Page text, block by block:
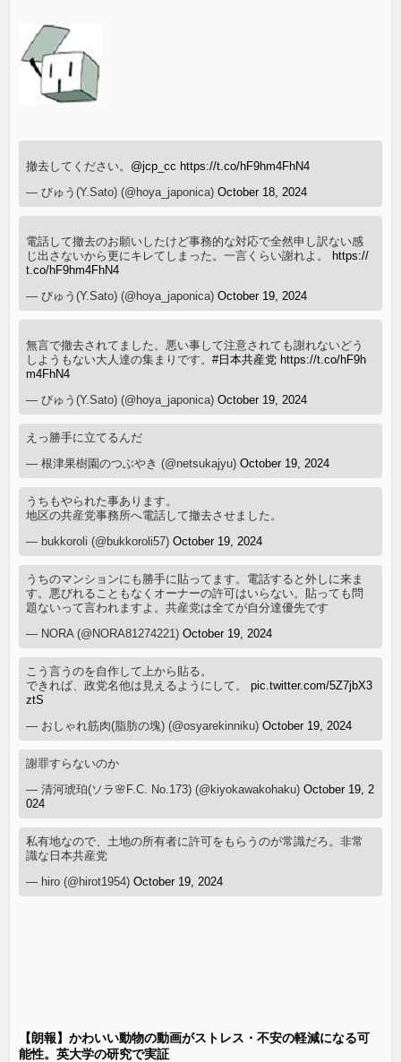
撤去してください。 @jcp_cc https://t.co/hF9hm4FhN4
— びゅう(Y.Sato) (@hoya_japonica)October 18, 2024
電話して撤去のお願いしたけど事務的な対応で全然申し訳ない感
じ出さないから更にキレてしまった。一言くらい謝れよ。 https://
t.co/hF9hm4FhN4
— びゅう(Y.Sato) (@hoya_japonica)October 19, 2024
無言で撤去されてました。悪い事して注意されても謝れないどう
しようもない大人達の集まりです。#日本共産党 https://t.co/hF9h
m4FhN4
— びゅう(Y.Sato) (@hoya_japonica)October 19, 2024
えっ勝手に立てるんだ
— 根津果樹園のつぶやき (@netsukajyu)October 19, 2024
うちもやられた事あります。
地区の共産党事務所へ電話して撤去させました。
— bukkoroli (@bukkoroli57)October 19, 2024
うちのマンションにも勝手に貼ってます。電話すると外しに来ま
す。悪びれることもなくオーナーの許可はいらない。貼っても問
題ないって言われますよ。共産党は全てが自分達優先です
— NORA (@NORA81274221)October 19, 2024
こう言うのを自作して上から貼る。
できれば、政党名他は見えるようにして。pic.twitter.com/5Z7jbX3
ztS
— おしゃれ筋肉(脂肪の塊) (@osyarekinniku)October 19, 2024
謝罪すらないのか
— 清河琥珀(ソラ🌸F.C. No.173) (@kiyokawakohaku)October 19, 2
024
私有地なので、土地の所有者に許可をもらうのが常識だろ。非常
識な日本共産党
— hiro (@hirot1954)October 19, 2024
【朗報】かわいい動物の動画がストレス・不安の軽減になる可
能性。英大学の研究で実証